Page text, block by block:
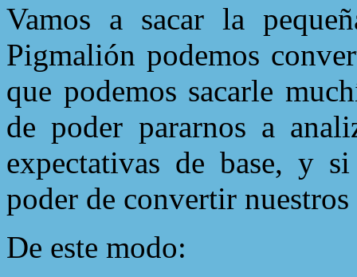
Vamos a sacar la
Pigmalión podemos
que podemos sacarle
de poder pararnos a
expectativas de base, y
poder de convertir
De este modo: